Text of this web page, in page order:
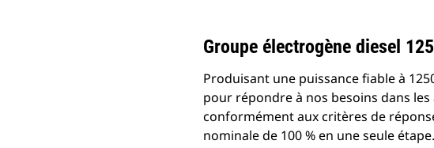
Groupe électrogène diesel
Produisant une puissance fiable à
pour répondre à nos besoins dans
conformément aux critères de
nominale de 100 % en une seule